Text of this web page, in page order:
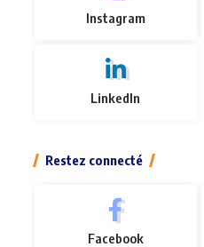
Instagram
LinkedIn
Restez connecté
Facebook